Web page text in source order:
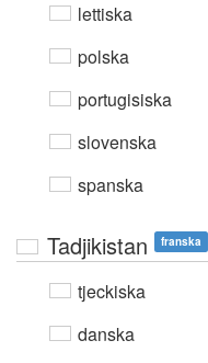
lettiska
polska
portugisiska
slovenska
spanska
Tadjikistan franska
tjeckiska
danska